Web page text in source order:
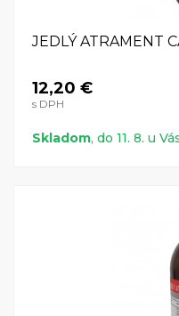
viacerých farbách, a v
JEDLÝ ATRAMENT
12,20 €
s DPH
Skladom, do 11. 8. u